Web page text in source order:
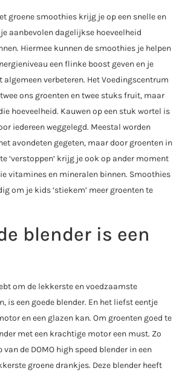
groene smoothies krijg je op een snelle en
aanbevolen dagelijkse hoeveelheid
Hiermee kunnen de smoothies je helpen
een flinke boost geven en je
algemeen verbeteren. Het Voedingscentrum
ons groenten en twee stuks fruit, maar
hoeveelheid. Kauwen op een stuk wortel is
iedereen weggelegd. Meestal worden
avondeten gegeten, maar door groenten in
‘verstoppen’ krijg je ook op ander moment
vitamines en mineralen binnen. Smoothies
om je kids ‘stiekem’ meer groenten te
blender is een
om de lekkerste en voedzaamste
is een goede blender. En het liefst eentje
en een glazen kan. Om groenten goed te
met een krachtige motor een must. Zo
de DOMO high speed blender in een
groene drankjes. Deze blender heeft